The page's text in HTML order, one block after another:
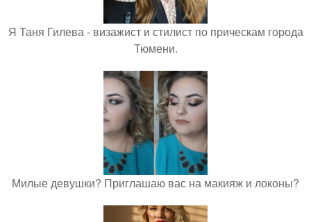
Я Таня Гилева - визажист и стилист по прическам города
Тюмени.
Милые девушки? Приглашаю вас на макияж и локоны?